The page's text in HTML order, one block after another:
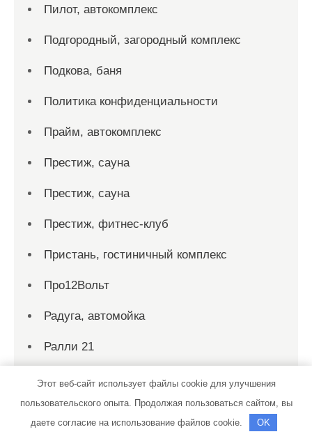
Пилот, автокомплекс
Подгородный, загородный комплекс
Подкова, баня
Политика конфиденциальности
Прайм, автокомплекс
Престиж, сауна
Престиж, сауна
Престиж, фитнес-клуб
Пристань, гостиничный комплекс
Про12Вольт
Радуга, автомойка
Ралли 21
Ралли 21
Ралли 21
Этот веб-сайт использует файлы cookie для улучшения
пользовательского опыта. Продолжая пользоваться сайтом, вы
даете согласие на использование файлов cookie.
OK